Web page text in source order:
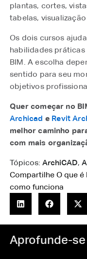
plantas, cortes,
tabelas,
Os dois cursos
habilidades
BIM. A escolha
sentido para seu
objetivos
Quer começar no
Archicad e Revit
melhor caminho
com mais
Tópicos: ArchiCAD,
Compartilhe O que é
como funciona
Aprofunde-se